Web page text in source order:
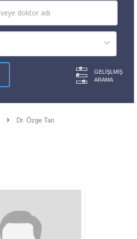
GELIŞLMIŞ
ARAMA
Dr. Özge Tan